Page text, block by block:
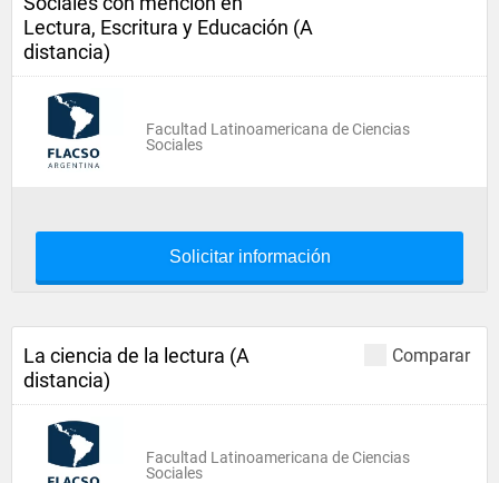
Lectura, Escritura y Educación (A
distancia)
Facultad Latinoamericana de Ciencias
Sociales
Solicitar información
Comparar
La ciencia de la lectura (A
distancia)
Facultad Latinoamericana de Ciencias
Sociales